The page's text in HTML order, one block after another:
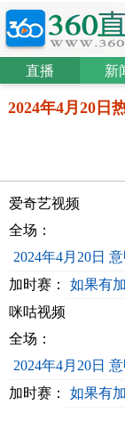
直播 新
2024年4月20日
爱奇艺视频
全场：
2024年4月20日
加时赛：
如果有
咪咕视频
全场：
2024年4月20日
加时赛：
如果有